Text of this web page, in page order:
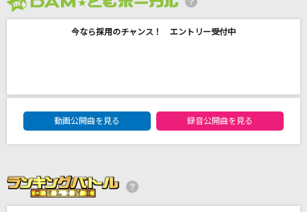
ホワイトノイズ
Kiroro
今なら採用のチャンス！ エントリー受付中
DAM★ともボーカルエントリーランキング
動画公開曲を見る
録音公開曲を見る